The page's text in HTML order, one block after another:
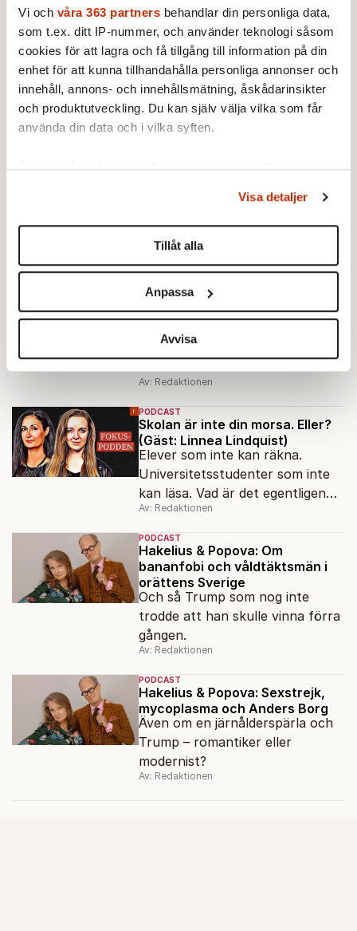
Vi och våra 363 partners behandlar din personliga data,
som t.ex. ditt IP-nummer, och använder teknologi såsom
cookies för att lagra och få tillgång till information på din
enhet för att kunna tillhandahålla personliga annonser och
innehåll, annons- och innehållsmätning, åskådarinsikter
och produktutveckling. Du kan själv välja vilka som får
använda din data och i vilka syften.
Du kan ändra eller dra tillbaka ditt samtycke när som
helst från cookie-förklaringen.
Vi använder enhetsidentifierare för att anpassa innehållet
för sociala medier och analysera vår trafik. Vi
vidarebefordrar även sådana identifierare och annan
information från din enhet till de sociala medier och
annons- och analysföretag som vi samarbetar med.
Dessa kan i sin tur kombinera informationen med annan
samlat in när du har använt deras tjänster.
Om du vill läsa mer om hur vi hanterar personuppgifter
kan du göra dethär.
Visa detaljer
Tillåt alla
Anpassa
Avvisa
Podcast
PODCAST
53. Överbefolkning eller
sjunkande nativitiet?
Missa inte senaste avsnittet av
Doktor David & Farbror Erik.
Kommer David någonsin bli
julvärd i SVT? Och är
risgrynsgröt viktigast på
Farbror Erik ordinerar en riktigt
god jul till alla lyssnare.
PODCAST
Vad var det för fel med 2024?
Med Nina Solomin
som gått tillsammans med Axess
Av: Redaktionen
PODCAST
Skolan är inte din morsa. Eller?
(Gäst: Linnea Lindquist)
Elever som inte kan räkna.
Universitetsstudenter som inte
kan läsa. Vad är det egentligen
för fel på skolan? Förortsrektorn
Linnea Lindquist gästar
Fokuspodden för att reda ut var
felet egentligen ligger.
Av: Redaktionen
PODCAST
Hakelius & Popova: Om
bananfobi och våldtäktsmän i
orättens Sverige
Och så Trump som nog inte
trodde att han skulle vinna förra
gången.
Av: Redaktionen
PODCAST
Hakelius & Popova: Sexstrejk,
mycoplasma och Anders Borg
Även om en järnålderspärla och
Trump – romantiker eller
modernist?
Av: Redaktionen